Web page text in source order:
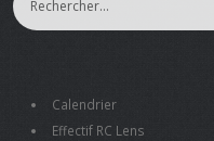
Calendrier
Effectif RC Lens